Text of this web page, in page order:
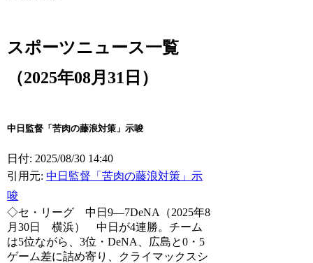
スポーツニュース一覧
（2025年08月31日）
中日監督「苦肉の藤浪対策」示唆
日付: 2025/08/30 14:40
引用元:中日監督「苦肉の藤浪対策」示
唆
◇セ・リーグ 中日9―7DeNA（2025年8
月30日 横浜） 中日が4連勝。チーム
は5位ながら、3位・DeNA、広島と0・5
ゲーム差に詰め寄り、クライマックスシ